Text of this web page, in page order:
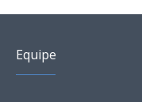
Equipe